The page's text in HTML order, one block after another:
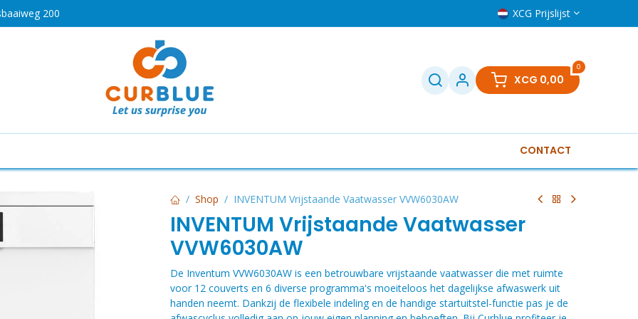
200 XCG Prijslijst
0
XCG 0,00
HOT
Boilers
CONTACT
Shop INVENTUM Vrijstaande Vaatwasser VVW6030AW
INVENTUM Vrijstaande Vaatwasser
VVW6030AW
De Inventum VVW6030AW is een betrouwbare vrijstaande vaatwasser die met ruimte
voor 12 couverts en 6 diverse programma's moeiteloos het dagelijkse afwaswerk uit
handen neemt. Dankzij de flexibele indeling en de handige startuitstel-functie pas je de